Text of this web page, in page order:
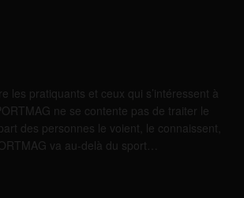
les pratiquants et ceux qui s’intéressent à
ne se contente pas de traiter le
des personnes le voient, le connaissent,
va au-delà du sport…